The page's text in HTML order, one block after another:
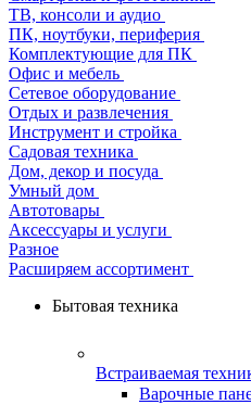
ТВ, консоли и аудио
ПК, ноутбуки, периферия
Комплектующие для ПК
Офис и мебель
Сетевое оборудование
Отдых и развлечения
Инструмент и стройка
Садовая техника
Дом, декор и посуда
Умный дом
Автотовары
Аксессуары и услуги
Разное
Расширяем ассортимент
Бытовая техника
Встраиваемая
Варочные